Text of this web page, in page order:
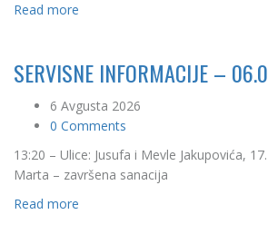
Read more
SERVISNE INFORMACIJE –
6 Avgusta 2026
0 Comments
13:20 – Ulice: Jusufa i Mevle Jakupovića,
Marta – završena sanacija
Read more